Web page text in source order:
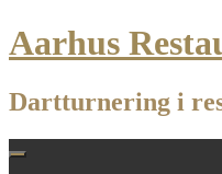
Skip
to
Aarhus
Dartturnering i